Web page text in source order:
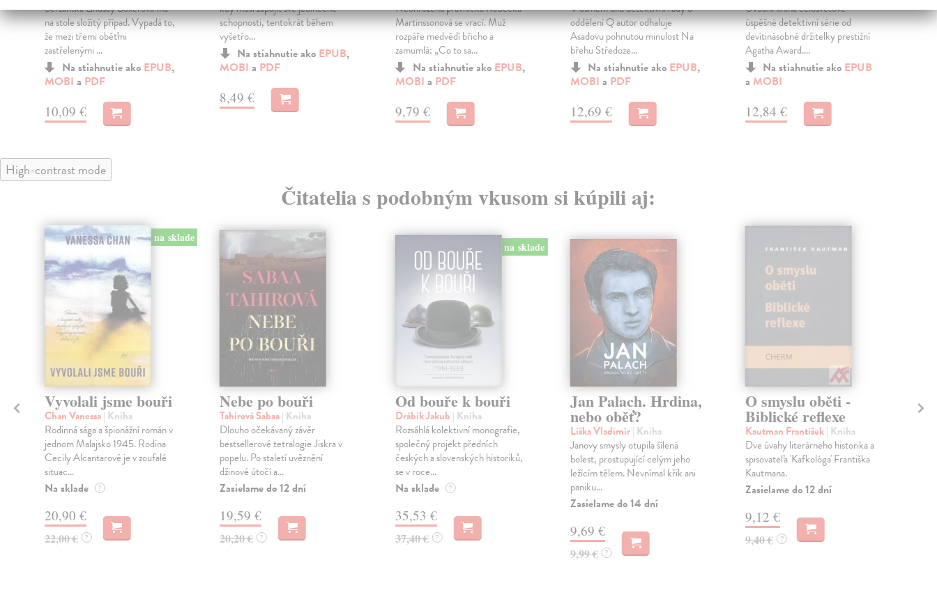
Seržantka Lindsay Boxerová má
na stole složitý případ. Vypadá to,
že mezi třemi oběťmi
zastřelenými ...
Na stiahnutie ako EPUB,
MOBI a PDF
10,09 €
kdy musí zapojit své jedinečné
schopnosti, tentokrát během
vyšetřo...
Na stiahnutie ako EPUB,
MOBI a PDF
8,49 €
Neohrožená právnička Rebecka
Martinssonová se vrací. Muž
rozpáře medvědí břicho a
zamumlá: „Co to sa...
Na stiahnutie ako EPUB,
MOBI a PDF
9,79 €
V osmém dílu detektivní řady o
oddělení Q autor odhaluje
Asadovu pohnutou minulost Na
břehu Středoze...
Na stiahnutie ako EPUB,
MOBI a PDF
12,69 €
Úvodní kniha celosvětově
úspěšné detektivní série od
devítinásobné držitelky prestižní
Agatha Award....
Na stiahnutie ako EPUB
a MOBI
12,84 €
High-contrast mode
Čitatelia s podobným vkusom si kúpili aj:
na sklade
Vyvolali jsme bouři
Chan Vanessa| Kniha
Rodinná sága a špionážní román v
jednom Malajsko 1945. Rodina
Cecily Alcantarové je v zoufalé
situac...
Na sklade ?
20,90 €
22,00 € ?
Nebe po bouři
Tahirová Sabaa| Kniha
Dlouho očekávaný závěr
bestsellerové tetralogie Jiskra v
popelu. Po staletí uvěznění
džinové útočí a...
Zasielame do 12 dní
19,59 €
20,20 € ?
na sklade
Od bouře k bouři
Drábik Jakub | Kniha
Rozsáhlá kolektivní monografie,
společný projekt předních
českých a slovenských historiků,
se v roce...
Na sklade ?
35,53 €
37,40 € ?
Jan Palach. Hrdina,
nebo oběť?
Liška Vladimír| Kniha
Janovy smysly otupila šílená
bolest, prostupující celým jeho
ležícím tělem. Nevnímal křik ani
paniku...
Zasielame do 14 dní
9,69 €
9,99 € ?
O smyslu oběti -
Biblické reflexe
Kautman František| Kniha
Dve úvahy literárneho historika a
spisovateľa 'Kafkológa' Františka
Kautmana.
Zasielame do 12 dní
9,12 €
9,40 € ?